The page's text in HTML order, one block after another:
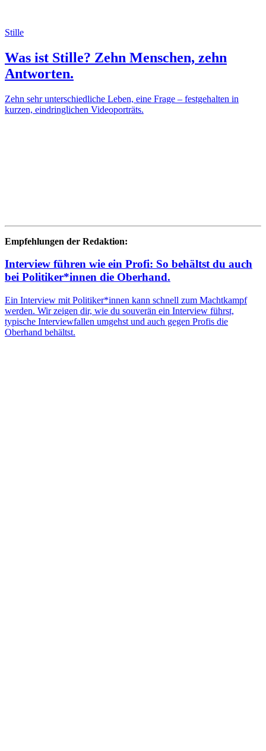
Stille
Was ist Stille? Zehn Menschen, zehn
Antworten.
Zehn sehr unterschiedliche Leben, eine Frage – festgehalten in
kurzen, eindringlichen Videoporträts.
Empfehlungen der Redaktion:
Interview führen wie ein Profi: So behältst du auch
bei Politiker*innen die Oberhand.
Ein Interview mit Politiker*innen kann schnell zum Machtkampf
werden. Wir zeigen dir, wie du souverän ein Interview führst,
typische Interviewfallen umgehst und auch gegen Profis die
Oberhand behältst.